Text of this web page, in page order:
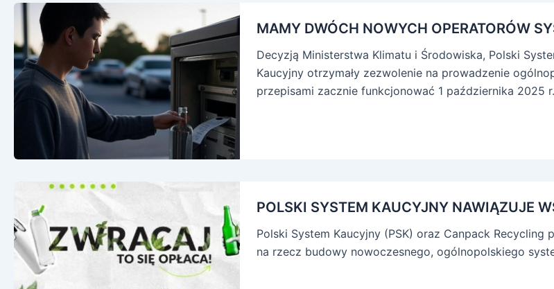
MAMY DWÓCH NOWYCH OPERATORÓW
Decyzją Ministerstwa Klimatu i Środowiska, Polski
Kaucyjny otrzymały zezwolenie na prowadzenie
przepisami zacznie funkcjonować 1 października 2025 r.
POLSKI SYSTEM KAUCYJNY NAWIĄZUJE
Polski System Kaucyjny (PSK) oraz Canpack
na rzecz budowy nowoczesnego, ogólnopolskiego